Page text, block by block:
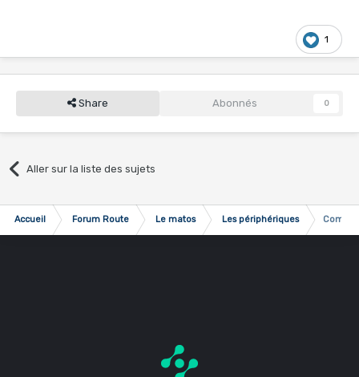
1
Share Abonnés 0
Aller sur la liste des sujets
Accueil Forum Route Le matos Les périphériques